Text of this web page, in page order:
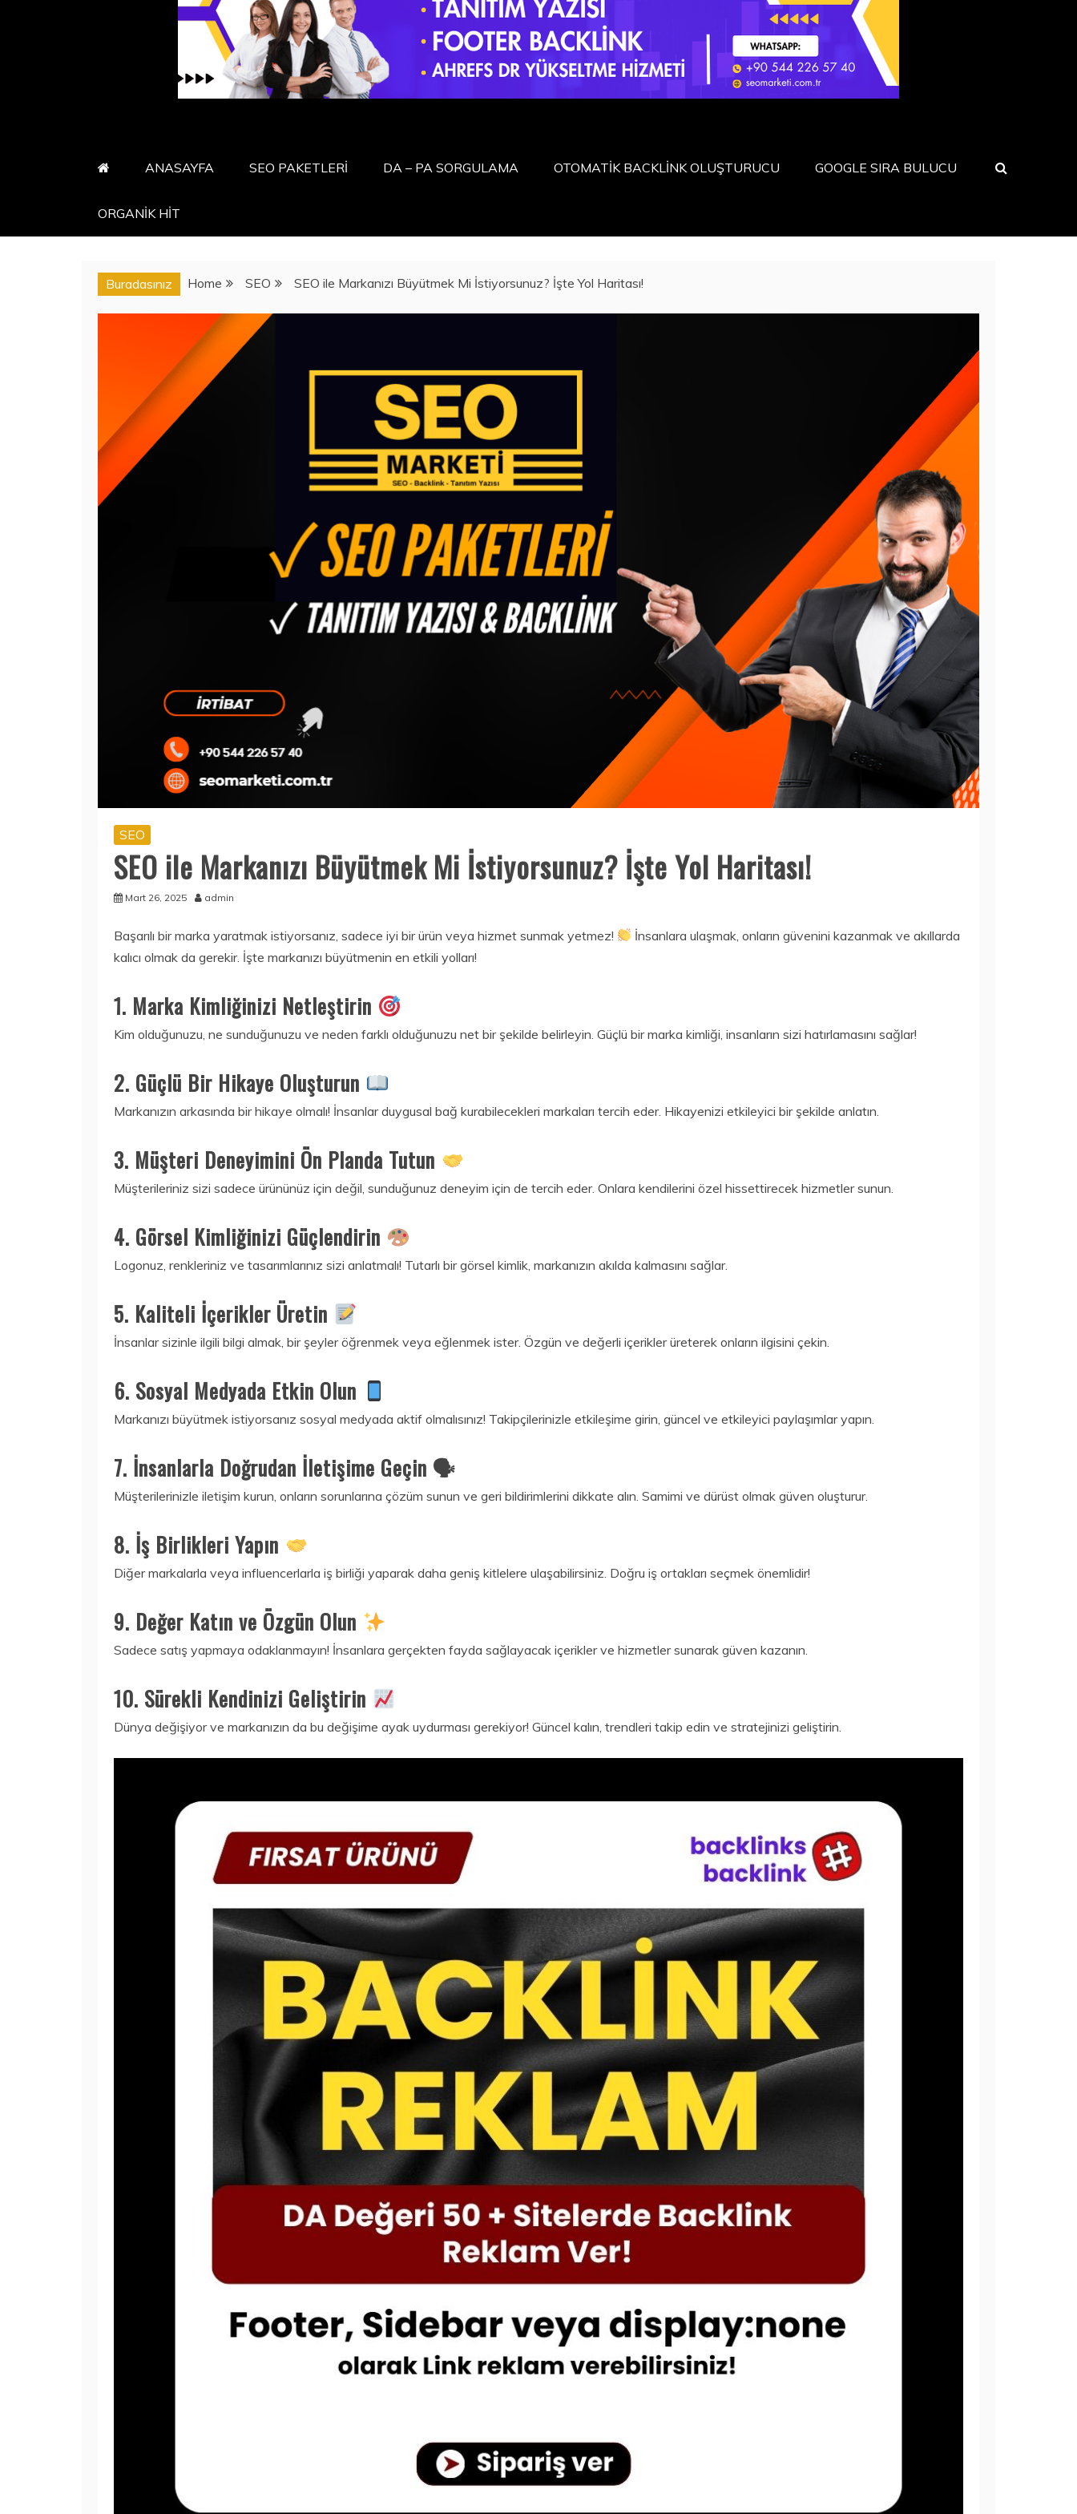
ANASAYFA SEO PAKETLERİ DA – PA SORGULAMA OTOMATİK BACKLİNK OLUŞTURUCU GOOGLE SIRA BULUCU
ORGANİK HİT
Buradasınız Home SEO SEO ile Markanızı Büyütmek Mi İstiyorsunuz? İşte Yol Haritası!
SEO
SEO ile Markanızı Büyütmek Mi İstiyorsunuz? İşte Yol Haritası!
Mart 26, 2025 admin
Başarılı bir marka yaratmak istiyorsanız, sadece iyi bir ürün veya hizmet sunmak yetmez!
İnsanlara ulaşmak, onların güvenini kazanmak ve akıllarda
kalıcı olmak da gerekir. İşte markanızı büyütmenin en etkili yolları!
1. Marka Kimliğinizi Netleştirin
Kim olduğunuzu, ne sunduğunuzu ve neden farklı olduğunuzu net bir şekilde belirleyin. Güçlü bir marka kimliği, insanların sizi hatırlamasını sağlar!
2. Güçlü Bir Hikaye Oluşturun
Markanızın arkasında bir hikaye olmalı! İnsanlar duygusal bağ kurabilecekleri markaları tercih eder. Hikayenizi etkileyici bir şekilde anlatın.
3. Müşteri Deneyimini Ön Planda Tutun
Müşterileriniz sizi sadece ürününüz için değil, sunduğunuz deneyim için de tercih eder. Onlara kendilerini özel hissettirecek hizmetler sunun.
4. Görsel Kimliğinizi Güçlendirin
Logonuz, renkleriniz ve tasarımlarınız sizi anlatmalı! Tutarlı bir görsel kimlik, markanızın akılda kalmasını sağlar.
5. Kaliteli İçerikler Üretin
İnsanlar sizinle ilgili bilgi almak, bir şeyler öğrenmek veya eğlenmek ister. Özgün ve değerli içerikler üreterek onların ilgisini çekin.
6. Sosyal Medyada Etkin Olun
Markanızı büyütmek istiyorsanız sosyal medyada aktif olmalısınız! Takipçilerinizle etkileşime girin, güncel ve etkileyici paylaşımlar yapın.
7. İnsanlarla Doğrudan İletişime Geçin 🗣
Müşterilerinizle iletişim kurun, onların sorunlarına çözüm sunun ve geri bildirimlerini dikkate alın. Samimi ve dürüst olmak güven oluşturur.
8. İş Birlikleri Yapın
Diğer markalarla veya influencerlarla iş birliği yaparak daha geniş kitlelere ulaşabilirsiniz. Doğru iş ortakları seçmek önemlidir!
9. Değer Katın ve Özgün Olun
Sadece satış yapmaya odaklanmayın! İnsanlara gerçekten fayda sağlayacak içerikler ve hizmetler sunarak güven kazanın.
10. Sürekli Kendinizi Geliştirin
Dünya değişiyor ve markanızın da bu değişime ayak uydurması gerekiyor! Güncel kalın, trendleri takip edin ve stratejinizi geliştirin.